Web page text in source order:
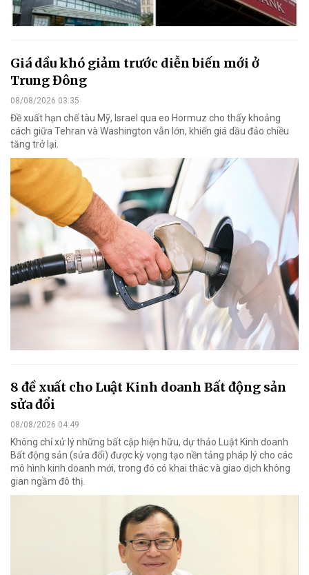
Giá dầu khó giảm trước diễn biến mới ở
Trung Đông
08/08/2026 03:35
Đề xuất hạn chế tàu Mỹ, Israel qua eo Hormuz cho thấy khoảng
cách giữa Tehran và Washington vẫn lớn, khiến giá dầu đảo chiều
tăng trở lại.
8 đề xuất cho Luật Kinh doanh Bất động sản
sửa đổi
08/08/2026 04:49
Không chỉ xử lý những bất cập hiện hữu, dự thảo Luật Kinh doanh
Bất động sản (sửa đổi) được kỳ vọng tạo nền tảng pháp lý cho các
mô hình kinh doanh mới, trong đó có khai thác và giao dịch không
gian ngầm đô thị.